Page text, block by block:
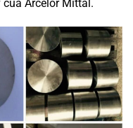
Arcelor Mittal.